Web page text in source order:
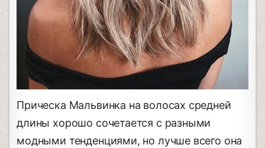
Прическа Мальвинка на волосах средней
длины хорошо сочетается с разными
модными тенденциями, но лучше всего она